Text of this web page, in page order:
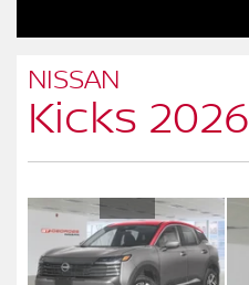
NISSAN
Kicks 2026